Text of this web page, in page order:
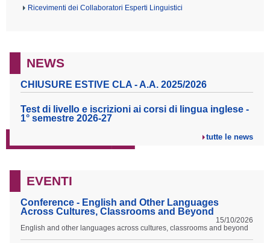
Ricevimenti dei Collaboratori Esperti Linguistici
NEWS
CHIUSURE ESTIVE CLA - A.A. 2025/2026
Test di livello e iscrizioni ai corsi di lingua inglese -
1° semestre 2026-27
tutte le news
EVENTI
Conference - English and Other Languages
Across Cultures, Classrooms and Beyond
15/10/2026
English and other languages across cultures, classrooms and beyond